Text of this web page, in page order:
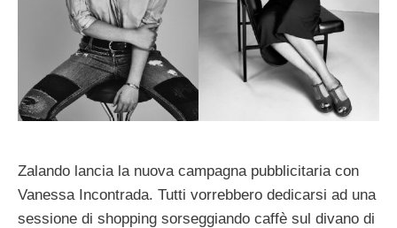
Zalando lancia la nuova campagna pubblicitaria con
Vanessa Incontrada. Tutti vorrebbero dedicarsi ad una
sessione di shopping sorseggiando caffè sul divano di